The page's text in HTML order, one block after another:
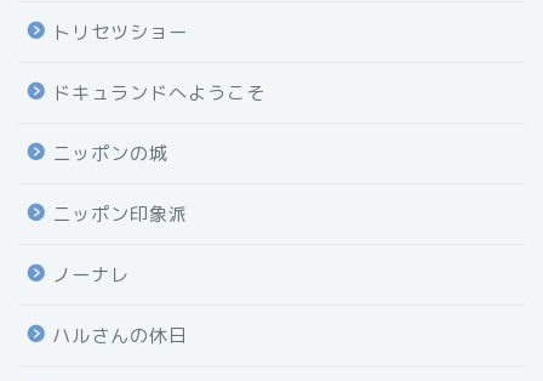
トリセツショー
ドキュランドへようこそ
ニッポンの城
ニッポン印象派
ノーナレ
ハルさんの休日